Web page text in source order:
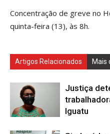
Concentração de greve no
quinta-feira (13), às 8h.
Artigos Relacionados Mais
Justiça
Iguatu